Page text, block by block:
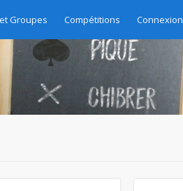
Groupes Compétitions Connexion